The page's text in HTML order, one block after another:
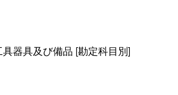
具器具及び備品 [勘定科目別]